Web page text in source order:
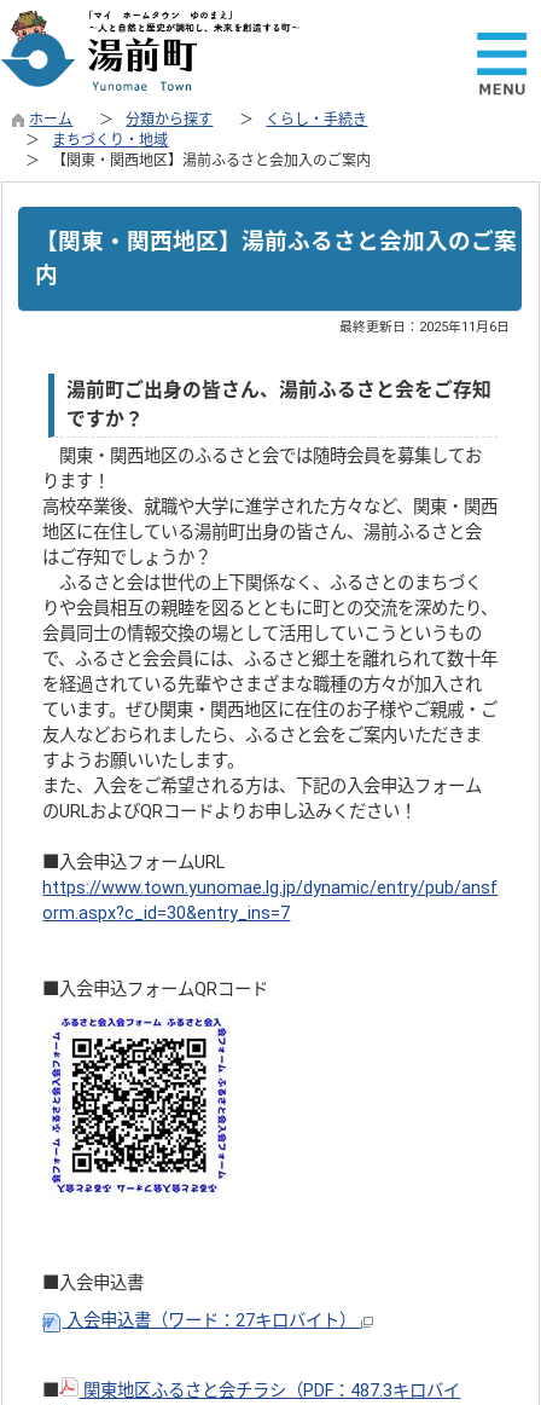
ホーム 分類から探す
くらし・手続き
まちづくり・地域
【関東・関西地区】湯前ふるさと会加入のご案内
【関東・関西地区】湯前ふるさと会加入のご案
内
最終更新日： 2025年11月6日
湯前町ご出身の皆さん、湯前ふるさと会をご存知
ですか？
関東・関西地区のふるさと会では随時会員を募集してお
ります！
高校卒業後、就職や大学に進学された方々など、関東・関西
地区に在住している湯前町出身の皆さん、湯前ふるさと会
はご存知でしょうか？
ふるさと会は世代の上下関係なく、ふるさとのまちづく
りや会員相互の親睦を図るとともに町との交流を深めたり、
会員同士の情報交換の場として活用していこうというもの
で、ふるさと会会員には、ふるさと郷土を離れられて数十年
を経過されている先輩やさまざまな職種の方々が加入され
ています。ぜひ関東・関西地区に在住のお子様やご親戚・ご
友人などおられましたら、ふるさと会をご案内いただきま
すようお願いいたします。
また、入会をご希望される方は、下記の入会申込フォーム
のURLおよびQRコードよりお申し込みください！
■入会申込フォームURL
https://www.town.yunomae.lg.jp/dynamic/entry/pub/ansf
orm.aspx?c_id=30&entry_ins=7
■入会申込フォームQRコード
■入会申込書
入会申込書（ワード：27キロバイト）
■
関東地区ふるさと会チラシ（PDF：487.3キロバイ